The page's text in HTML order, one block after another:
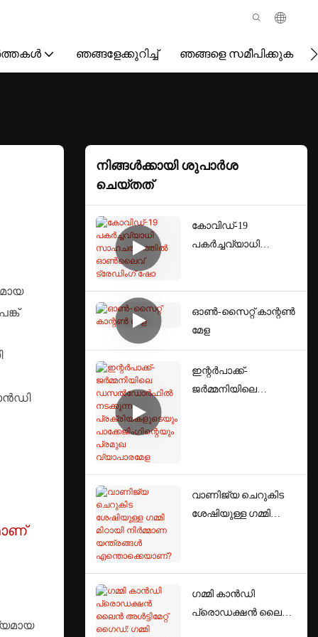
ഞങ്ങളേക്കുറിച്ച് ഞങ്ങളെ സമീപിക്കുക
നിങ്ങൾക്കായി ശുപാർശ
ചെയ്‌തത്
കോവിഡ്-19
പകർച്ചവ്യാധി
ഓൺ-സൈറ്റ് കാന്റൺ
മേള
ഇന്റർപാക്ക്-
ജർമ്മനിയിലെ
വാണിജ്യ ചെറുകിട
ശേഷിയുള്ള ഗമ്മി
ഗമ്മി കാൻഡി
പ്രൊഡക്ഷൻ ലൈൻ